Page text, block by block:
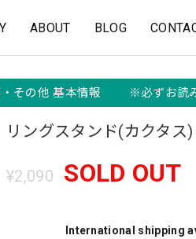
ABOUT BLOG
・その他 基本情報 ※必ずお読
リングスタンド(カクタス)
¥2,090 SOLD OUT
International shipping